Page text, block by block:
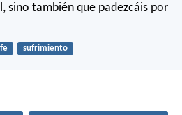
sino también que padezcáis por
fe sufrimiento